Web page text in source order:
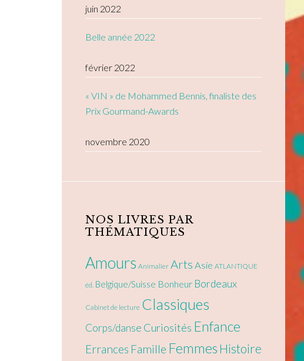
juin 2022
Belle année 2022
février 2022
« VIN » de Mohammed Bennis, finaliste des
Prix Gourmand-Awards
novembre 2020
NOS LIVRES PAR
THÉMATIQUES
Amours Animalier Arts Asie ATLANTIQUE
éd. Belgique/Suisse Bonheur Bordeaux
Cabinet de lecture Classiques
Corps/danse Curiosités Enfance
Errances Famille Femmes Histoire